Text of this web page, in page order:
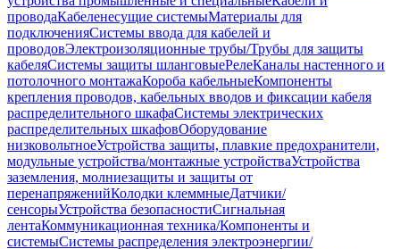
проводаКабеленесущие системыМатериалы для
подключенияСистемы ввода для кабелей и
проводовЭлектроизоляционные трубы/Трубы для защиты
кабеляСистемы защиты шланговыеРелеКаналы настенного и
потолочного монтажаКороба кабельныеКомпоненты
крепления проводов, кабельных вводов и фиксации кабеля
распределительного шкафаСистемы электрических
распределительных шкафовОборудование
низковольтноеУстройства защиты, плавкие предохранители,
модульные устройства/монтажные устройстваУстройства
заземления, молниезащиты и защиты от
перенапряженийКолодки клеммныеДатчики/
сенсорыУстройства безопасностиСигнальная
лентаКоммуникационная техника/Компоненты и
системыСистемы распределения электроэнергии/